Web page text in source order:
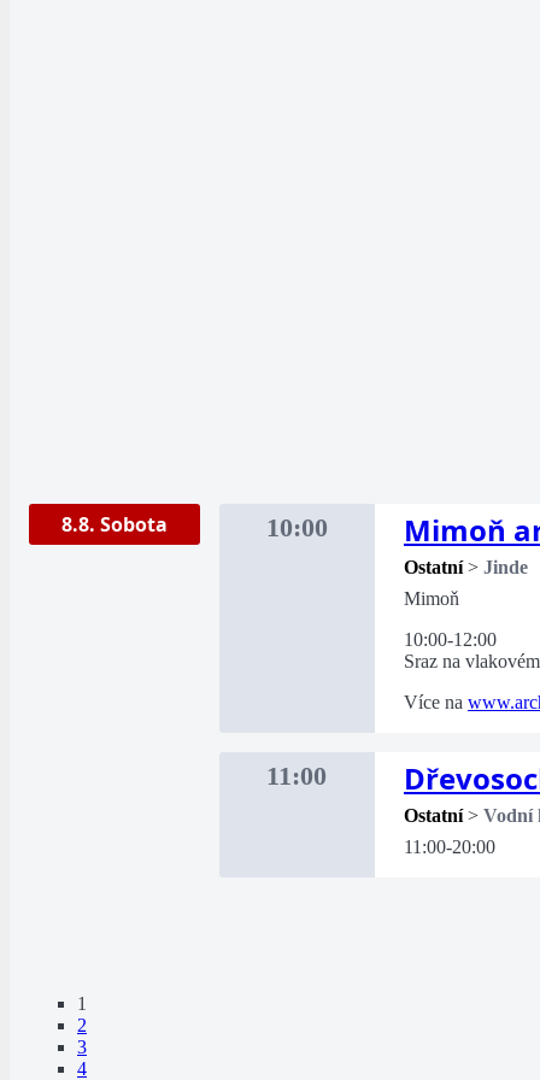
8.8. Sobota 10:00 Mimoň
Ostatní > Jinde
Mimoň
10:00-12:00
Sraz na
Více na
11:00
Ostatní > Vodní
11:00-20:00
1
2
3
4